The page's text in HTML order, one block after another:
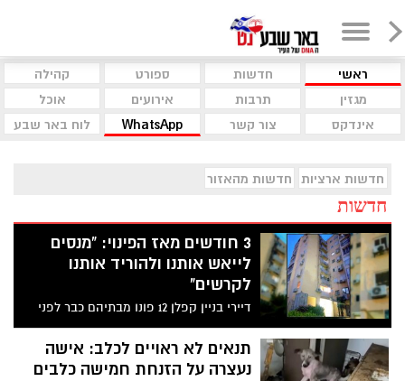
ראשי חדשות ספורט
קהילה
מגזין
תרבות אירועים
אוכל
אינדקס
צור קשר WhatsApp לוח באר שבע
חדשות ארציות חדשות מהאזור
חדשות
3 חודשים מאז הפינוי: "מנסים
לייאש אותנו ולהוריד אותנו
לקרשים"
דיירי בניין קפלן 12 פונו מבתיהם כבר לפני
שלושה חודשים ונראה שהם כלל לא קרובים
לחזרה לשם בזמן הקרוב. יצאנו לשמוע את
התחושות מהדיירים ולהבין היכן עומד המצב
תנאים לא ראויים לכלב: אישה
נעצרה על הזנחת חמישה כלבים